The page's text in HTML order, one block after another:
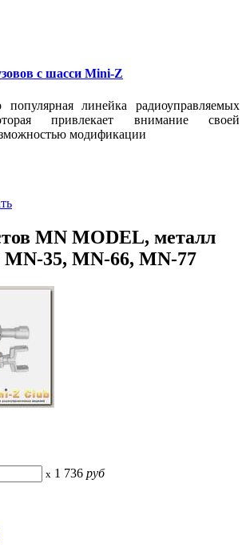
с шасси Mini-Z
линейка радиоуправляемых
привлекает внимание своей
модификации
MN MODEL, металл
MN-35, MN-66, MN-77
x 1 736 руб